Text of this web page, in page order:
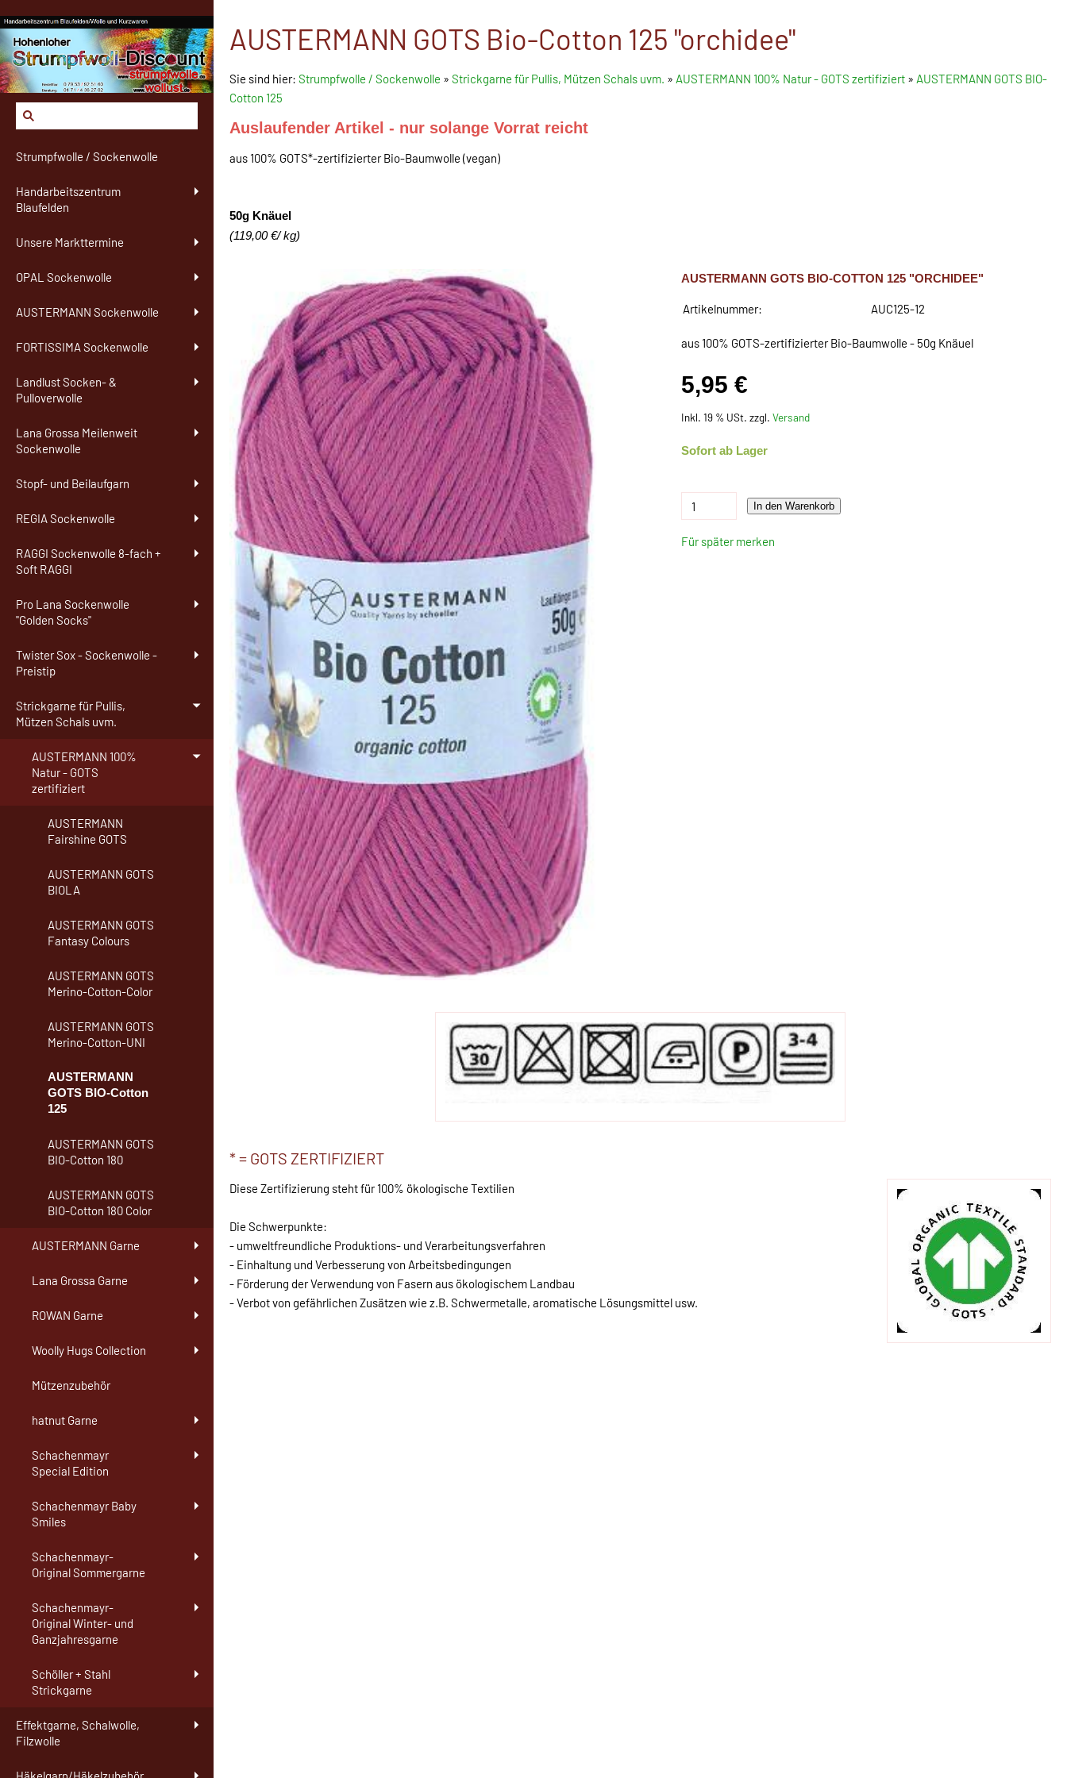
Strumpfwolle / Sockenwolle
Handarbeitszentrum
Blaufelden
Unsere Markttermine
OPAL Sockenwolle
AUSTERMANN Sockenwolle
FORTISSIMA Sockenwolle
Landlust Socken- &
Pulloverwolle
Lana Grossa Meilenweit
Sockenwolle
Stopf- und Beilaufgarn
REGIA Sockenwolle
RAGGI Sockenwolle 8-fach +
Soft RAGGI
Pro Lana Sockenwolle
"Golden Socks"
Twister Sox - Sockenwolle -
Preistip
Strickgarne für Pullis,
Mützen Schals uvm.
AUSTERMANN 100%
Natur - GOTS
zertifiziert
AUSTERMANN
Fairshine GOTS
AUSTERMANN GOTS
BIOLA
AUSTERMANN GOTS
Fantasy Colours
AUSTERMANN GOTS
Merino-Cotton-Color
AUSTERMANN GOTS
Merino-Cotton-UNI
AUSTERMANN
GOTS BIO-Cotton
125
AUSTERMANN GOTS
BIO-Cotton 180
AUSTERMANN GOTS
BIO-Cotton 180 Color
AUSTERMANN Garne
Lana Grossa Garne
ROWAN Garne
Woolly Hugs Collection
Mützenzubehör
hatnut Garne
Schachenmayr
Special Edition
Schachenmayr Baby
Smiles
Schachenmayr-
Original Sommergarne
Schachenmayr-
Original Winter- und
Ganzjahresgarne
Schöller + Stahl
Strickgarne
Effektgarne, Schalwolle,
Filzwolle
AUSTERMANN GOTS Bio-Cotton 125 "orchidee"
Sie sind hier: Strumpfwolle / Sockenwolle » Strickgarne für Pullis, Mützen Schals uvm. » AUSTERMANN 100% Natur - GOTS zertifiziert» AUSTERMANN GOTS BIO-
Cotton 125
Auslaufender Artikel - nur solange Vorrat reicht
aus 100% GOTS*-zertifizierter Bio-Baumwolle (vegan)
50g Knäuel
(119,00 €/ kg)
AUSTERMANN GOTS BIO-COTTON 125 "ORCHIDEE"
Artikelnummer: AUC125-12
aus 100% GOTS-zertifizierter Bio-Baumwolle - 50g Knäuel
5,95 €
Inkl. 19 % USt. zzgl.Versand
Sofort ab Lager
In den Warenkorb
Für später merken
* = GOTS ZERTIFIZIERT
Diese Zertifizierung steht für 100% ökologische Textilien
Die Schwerpunkte:
- umweltfreundliche Produktions- und Verarbeitungsverfahren
- Einhaltung und Verbesserung von Arbeitsbedingungen
- Förderung der Verwendung von Fasern aus ökologischem Landbau
- Verbot von gefährlichen Zusätzen wie z.B. Schwermetalle, aromatische Lösungsmittel usw.